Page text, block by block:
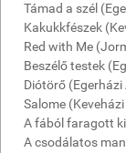
Támad a szél
Kakukkfészek
Red with Me
Beszélő testek
Diótörő (Egerházi
Salome
A fából faragott
A csodálatos